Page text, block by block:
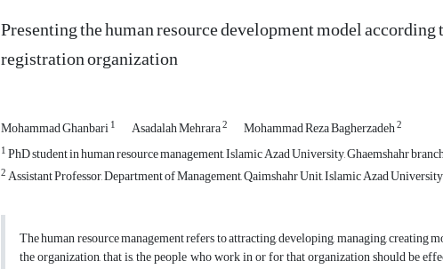
Presenting the human resource development model
registration organization
Mohammad Ghanbari1 Asadalah Mehrara2 Mohammad Reza Bagherzadeh2
1PhD student in human resource management, Islamic Azad University, Ghaemshahr
2Assistant Professor, Department of Management, Qaimshahr Unit, Islamic Azad
The human resource management refers to attracting, developing, managing,
the organization, that is, the people who work in or for that organization should be